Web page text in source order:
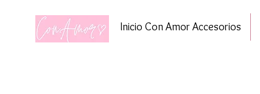
Inicio Con Amor Accesorios